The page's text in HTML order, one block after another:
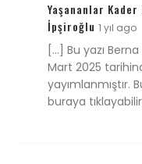
Yaşananlar
İpşiroğlu 1 yıl ago
[…] Bu yazı
Mart 2025
yayımlanmıştır.
buraya